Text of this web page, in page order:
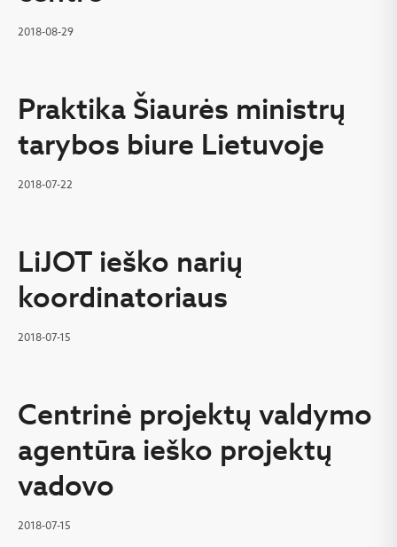
2018-08-29
Praktika Šiaurės ministrų
tarybos biure Lietuvoje
2018-07-22
LiJOT ieško narių
koordinatoriaus
2018-07-15
Centrinė projektų valdymo
agentūra ieško projektų
vadovo
2018-07-15